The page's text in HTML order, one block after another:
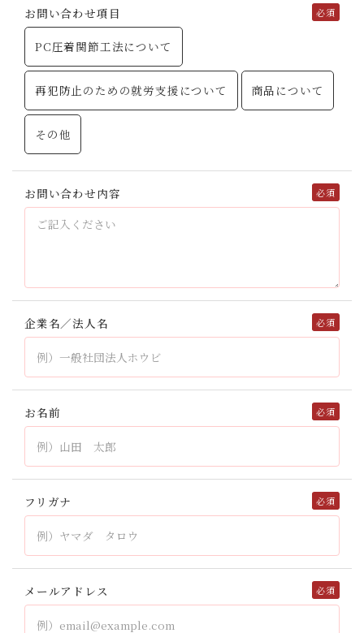
お問い合わせ項目
PC圧着関節工法について
再犯防止のための就労支援について 商品について
その他
お問い合わせ内容
企業名／法人名
お名前
フリガナ
メールアドレス